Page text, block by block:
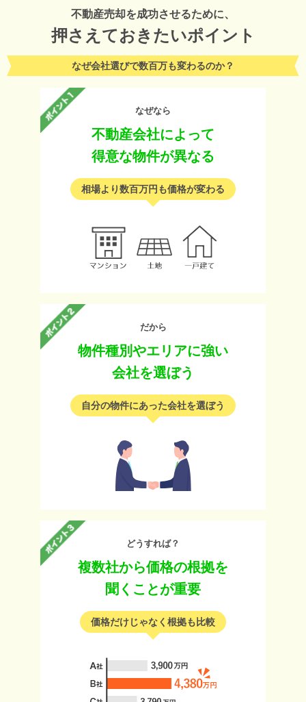
不動産売却を成功させるために、
押さえておきたいポイント
なぜ会社選びで数百万も変わるのか？
なぜなら
不動産会社によって
得意な物件が異なる
相場より数百万円も価格が変わる
だから
物件種別やエリアに強い
会社を選ぼう
自分の物件にあった会社を選ぼう
どうすれば？
複数社から価格の根拠を
聞くことが重要
価格だけじゃなく根拠も比較